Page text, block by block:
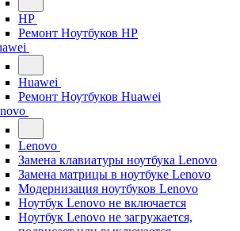
HP
Ремонт Ноутбуков HP
Huawei
Ремонт Ноутбуков Huawei
Lenovo
Замена клавиатуры ноутбука Lenovo
Замена матрицы в ноутбуке Lenovo
Модернизация ноутбуков Lenovo
Ноутбук Lenovo не включается
Ноутбук Lenovo не загружается,